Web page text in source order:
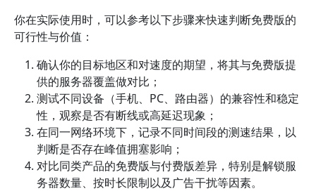
你在实际使用时，可以参考以下步骤来快速判断免费版的
可行性与价值：
确认你的目标地区和对速度的期望，将其与免费版提
供的服务器覆盖做对比；
测试不同设备（手机、PC、路由器）的兼容性和稳定
性，观察是否有断线或高延迟现象；
在同一网络环境下，记录不同时间段的测速结果，以
判断是否存在峰值拥塞影响；
对比同类产品的免费版与付费版差异，特别是解锁服
务器数量、按时长限制以及广告干扰等因素。